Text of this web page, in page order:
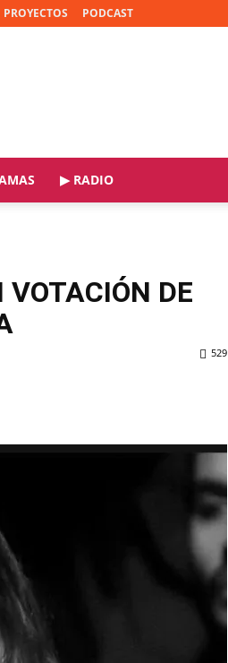
PROYECTOS PODCAST
▶ RADIO
DE
529